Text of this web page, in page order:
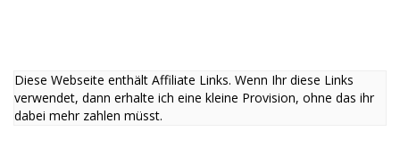
Diese Webseite enthält Affiliate Links. Wenn Ihr diese Links
verwendet, dann erhalte ich eine kleine Provision, ohne das ihr
dabei mehr zahlen müsst.